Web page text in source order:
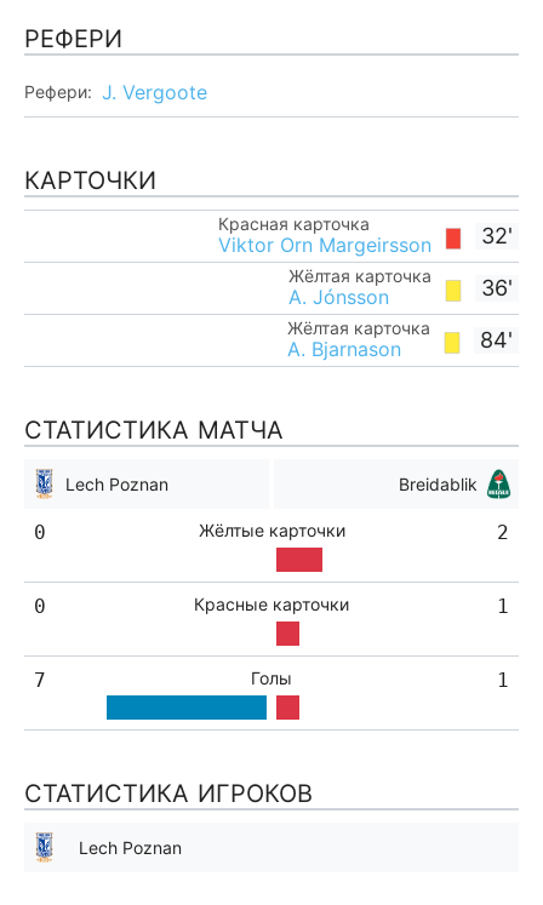
РЕФЕРИ
Рефери: J. Vergoote
КАРТОЧКИ
32'
Красная карточка
Viktor Orn Margeirsson
36'
Жёлтая карточка
A. Jónsson
84'
Жёлтая карточка
A. Bjarnason
СТАТИСТИКА МАТЧА
Lech Poznan Breidablik
0 Жёлтые карточки 2
0 Красные карточки 1
7 Голы 1
СТАТИСТИКА ИГРОКОВ
Lech Poznan